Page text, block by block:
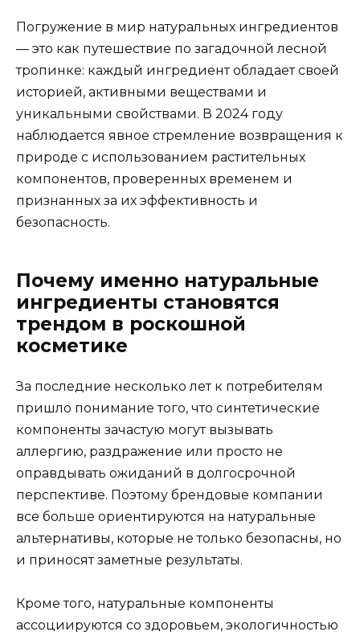
Погружение в мир натуральных ингредиентов
— это как путешествие по загадочной лесной
тропинке: каждый ингредиент обладает своей
историей, активными веществами и
уникальными свойствами. В 2024 году
наблюдается явное стремление возвращения к
природе с использованием растительных
компонентов, проверенных временем и
признанных за их эффективность и
безопасность.
Почему именно натуральные
ингредиенты становятся
трендом в роскошной
косметике
За последние несколько лет к потребителям
пришло понимание того, что синтетические
компоненты зачастую могут вызывать
аллергию, раздражение или просто не
оправдывать ожиданий в долгосрочной
перспективе. Поэтому брендовые компании
все больше ориентируются на натуральные
альтернативы, которые не только безопасны, но
и приносят заметные результаты.
Кроме того, натуральные компоненты
ассоциируются со здоровьем, экологичностью